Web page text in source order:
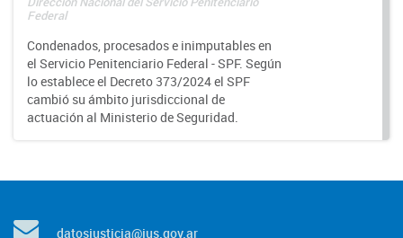
Federal
Condenados, procesados e inimputables en
el Servicio Penitenciario Federal - SPF. Según
lo establece el Decreto 373/2024 el SPF
cambió su ámbito jurisdiccional de
actuación al Ministerio de Seguridad.
datosjusticia@jus.gov.ar